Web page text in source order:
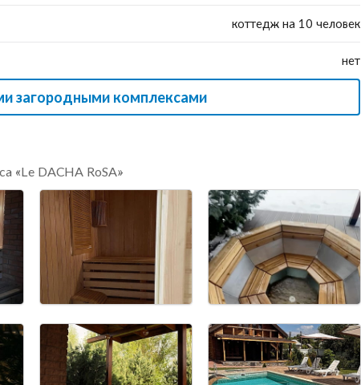
коттедж на 10 человек
нет
загородными комплексами
«Le DACHA RoSA»